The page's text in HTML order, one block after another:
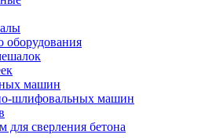
оборудования
машин
шлифовальных машин
для сверления бетона